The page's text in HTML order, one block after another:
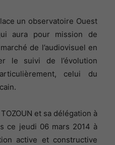
un observatoire Ouest
aura pour mission de
de l’audiovisuel en
le suivi de l’évolution
celui du
et sa délégation à
ce jeudi 06 mars 2014 à
active et constructive